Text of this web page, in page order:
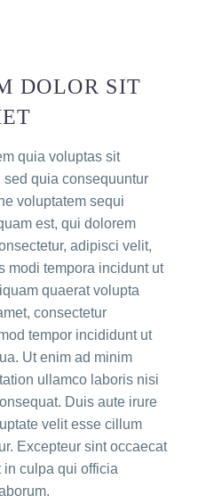
DOLOR SIT
quia voluptas sit
quia consequuntur
voluptatem sequi
est, qui dolorem
adipisci velit,
modi tempora incidunt ut
quaerat volupta
consectetur
tempor incididunt ut
Ut enim ad minim
ullamco laboris nisi
Duis aute irure
velit esse cillum
Excepteur sint occaecat
culpa qui officia